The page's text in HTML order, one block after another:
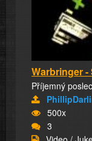
Warbringer -
Příjemný
500x
3